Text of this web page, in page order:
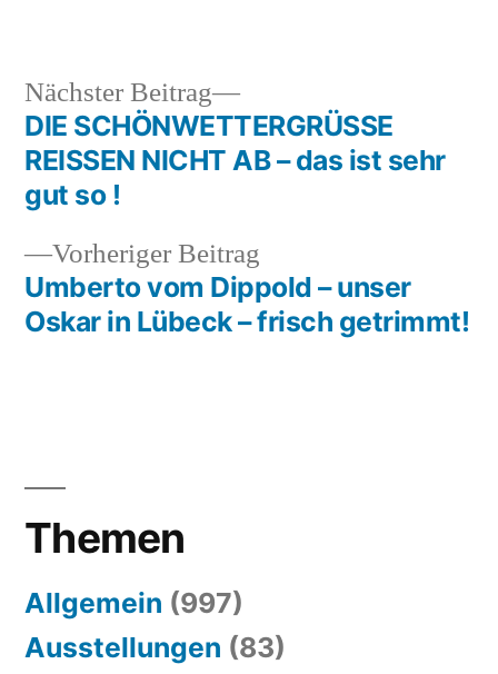
Beitragsnavigation
Vorheriger Beitrag
Beitrag:
Umberto vom Dippold – unser
Oskar in Lübeck – frisch getrimmt!
Nächster Beitrag
Nächster
Beitrag:
DIE SCHÖNWETTERGRÜSSE
REISSEN NICHT AB – das ist sehr
gut so !
Themen
Allgemein (997)
Ausstellungen (83)